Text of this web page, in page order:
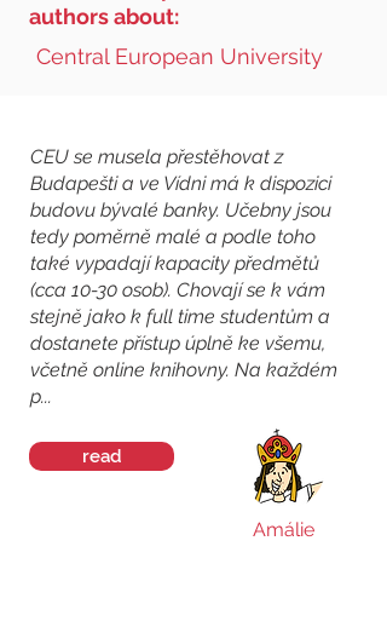
authors about:
Central European University
CEU se musela přestěhovat z
Budapešti a ve Vídni má k dispozici
budovu bývalé banky. Učebny jsou
tedy poměrně malé a podle toho
také vypadají kapacity předmětů
(cca 10-30 osob). Chovají se k vám
stejně jako k full time studentům a
dostanete přístup úplně ke všemu,
včetně online knihovny. Na každém
p...
read
Amálie